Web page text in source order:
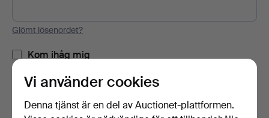
Glömt lösenordet?
Kom ihåg mig
Logga in
Vi använder cookies
Denna tjänst är en del av Auctionet-plattformen.